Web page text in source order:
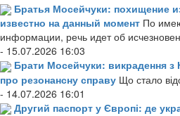
Братья Мосейчуки: похищение
известно на данный момент По
информации, речь идет об
- 15.07.2026 16:03
Брати Мосейчуки: викрадення
про резонансну справу Що стало
- 14.07.2026 16:01
Другий паспорт у Європі: де